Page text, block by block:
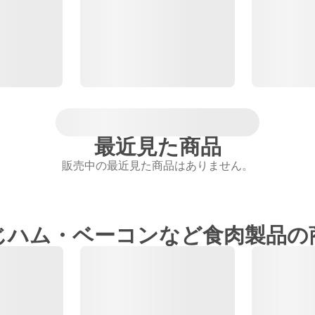
最近見た商品
販売中の最近見た商品はありません。
ハム・ベーコンなど食肉製品の